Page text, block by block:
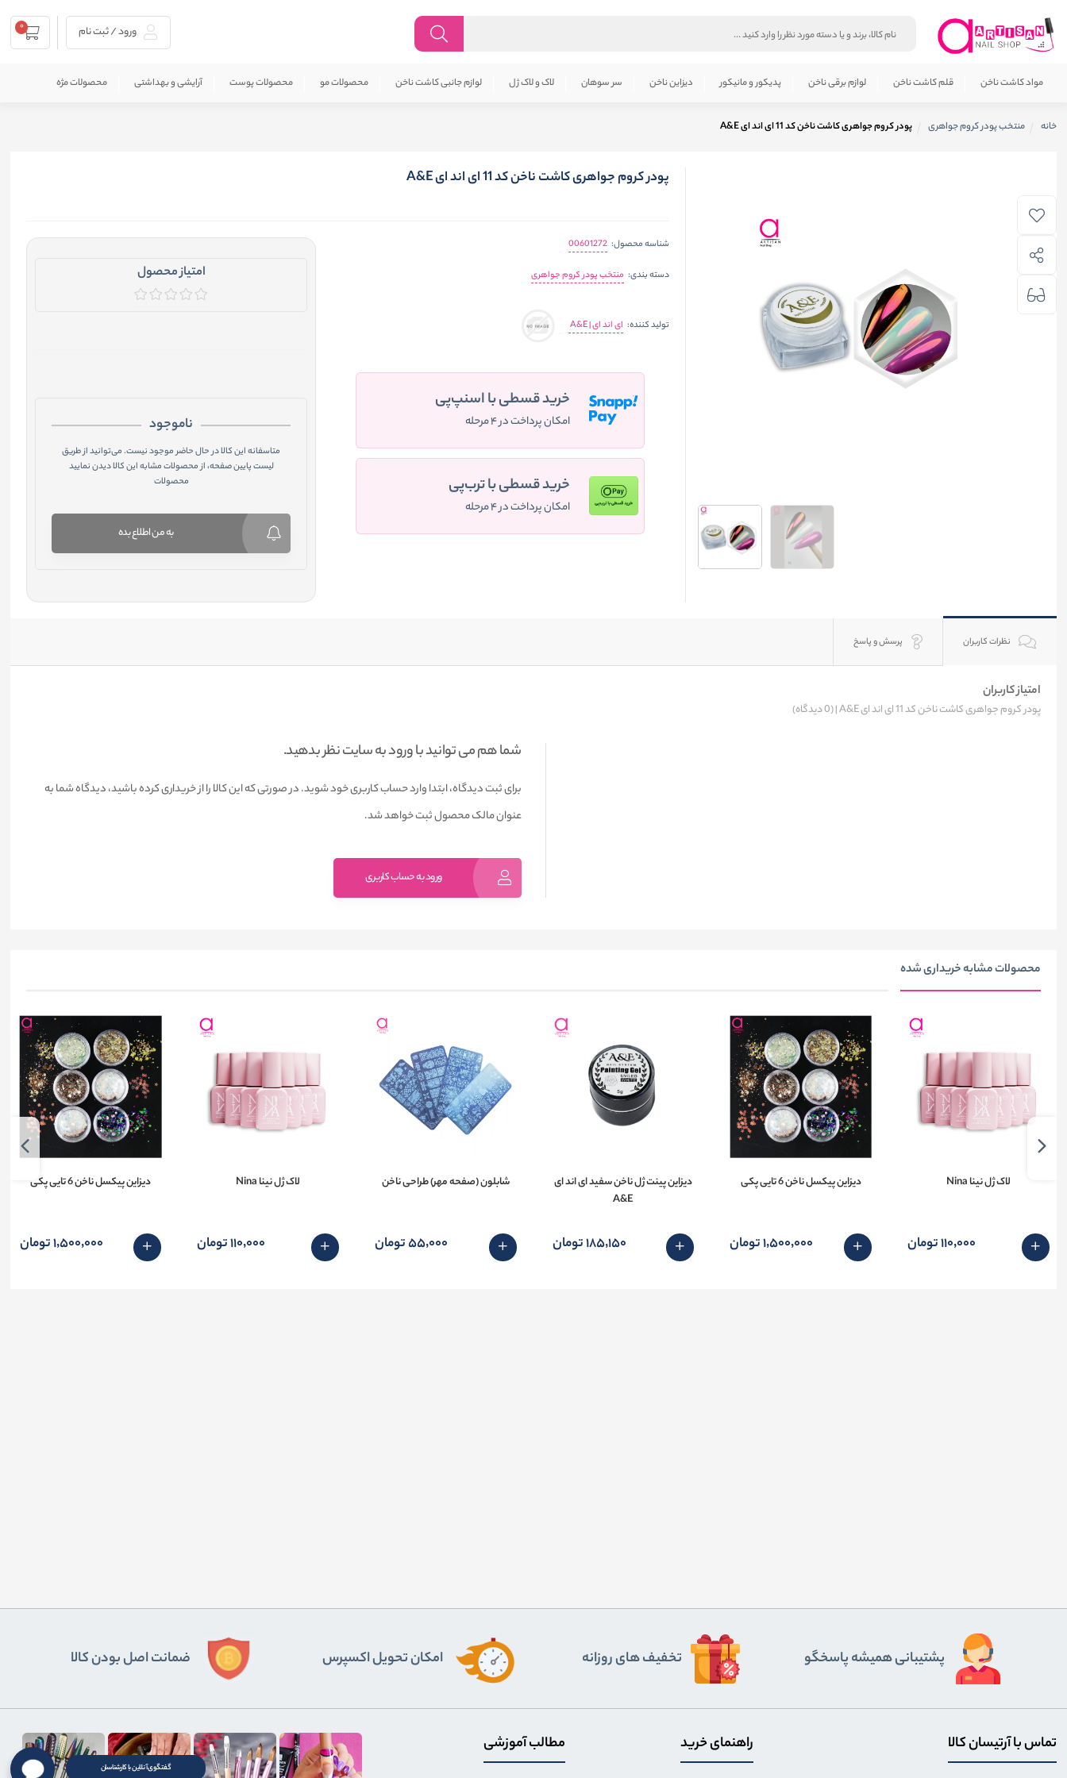
گفتگوی آنلاین با کارشناسان
ورود / ثبت نام 0
مواد کاشت ناخن قلم کاشت ناخن لوازم برقی ناخن پدیکور و مانیکور دیزاین ناخن سر سوهان لاک و لاک ژل لوازم جانبی کاشت ناخن محصولات مو محصولات پوست آرایشی و بهداشتی محصولات مژه
خانه منتخب پودر کروم جواهری پودر کروم جواهری کاشت ناخن کد 11 ای اند ای A&E
پودر کروم جواهری کاشت ناخن کد 11 ای اند ای A&E
شناسه محصول: 00601272
دسته بندی: منتخب پودر کروم جواهری
تولید کننده: ای اند ای | A&E
خرید قسطی با اسنپ‌پی
امکان پرداخت در ۴ مرحله
خرید قسطی با ترب‌پی
امکان پرداخت در ۴ مرحله
امتیاز محصول
ناموجود
متاسفانه این کالا در حال حاضر موجود نیست. می‌توانید از طریق
لیست پایین صفحه، از محصولات مشابه این کالا دیدن نمایید
محصولات
به من اطلاع بده
نظرات کاربران پرسش و پاسخ
امتیاز کاربران
پودر کروم جواهری کاشت ناخن کد 11 ای اند ای A&E | (0 دیدگاه)
شما هم می توانید با ورود به سایت نظر بدهید.
برای ثبت دیدگاه، ابتدا وارد حساب کاربری خود شوید. در صورتی که این کالا را از خریداری کرده باشید، دیدگاه شما به
عنوان مالک محصول ثبت خواهد شد.
ورود به حساب کاربری
محصولات مشابه خریداری شده
لاک ژل نینا Nina
110٬000 تومان
دیزاین پیکسل ناخن 6 تایی پکی
1٬500٬000 تومان
دیزاین پینت ژل ناخن سفید ای اند ای
A&E
185٬150 تومان
شابلون (صفحه مهر) طراحی ناخن
55٬000 تومان
لاک ژل نینا Nina
110٬000 تومان
دیزاین پیکسل ناخن 6 تایی پکی
1٬500٬000 تومان
پشتیبانی همیشه پاسخگو تخفیف های روزانه اﻣﮑﺎن ﺗﺤﻮﯾﻞ اﮐﺴﭙﺮس ضمانت اصل بودن کالا
تماس با آرتیسان کالا راهنمای خرید مطالب آموزشی